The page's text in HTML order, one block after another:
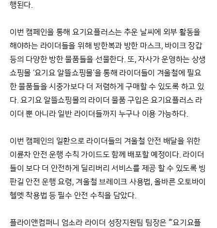
행된다.
이번 캠페인을 통해 요기요플러스는 추운 날씨에 외부 활동을
해야하는 라이더들을 위해 방한복과 방한 마스크, 바이크 장갑
등의 다양한 방한 물품들을 선물한다. 또, 자사가 운영하는 상생
쇼핑몰 ‘요기요 알뜰쇼핑몰’을 통해 라이더들이 겨울철에 필요
한 물품들을 시중가보다 더 저렴하게 구매할 수 있도록 하고 있
다. 요기요 알뜰쇼핑몰의 라이더 물품 구입은 요기요플러스 라
이더 뿐 아니라 일반 라이더들까지 누구나 이용 가능하다.
이번 캠페인의 일환으로 라이더들의 겨울철 안전 배달을 위한
이륜차 안전 운행 수칙 가이드도 함께 배포할 예정이다. 라이더
들이 보다 더 안전하게 딜리버리 서비스를 제공 할 수 있도록 빙
판길 안전 운행 요령, 겨울철 브레이크 사용법, 올바른 오토바이
헬멧 착용법 등 필수 안전 수칙을 담았다.
플라이앤컴퍼니 엄소라 라이더 성장지원팀 팀장은 “’요기요플